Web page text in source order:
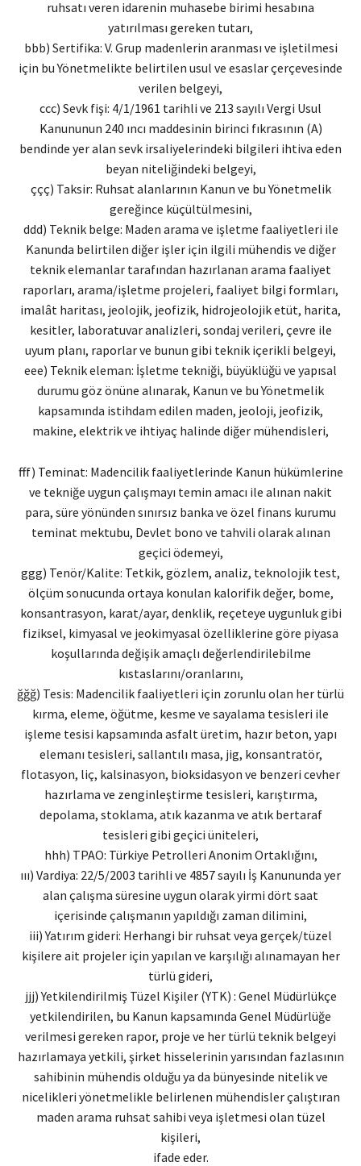
ruhsatı veren idarenin muhasebe birimi hesabına
yatırılması gereken tutarı,
bbb) Sertifika: V. Grup madenlerin aranması ve işletilmesi
için bu Yönetmelikte belirtilen usul ve esaslar çerçevesinde
verilen belgeyi,
ccc) Sevk fişi: 4/1/1961 tarihli ve 213 sayılı Vergi Usul
Kanununun 240 ıncı maddesinin birinci fıkrasının (A)
bendinde yer alan sevk irsaliyelerindeki bilgileri ihtiva eden
beyan niteliğindeki belgeyi,
ççç) Taksir: Ruhsat alanlarının Kanun ve bu Yönetmelik
gereğince küçültülmesini,
ddd) Teknik belge: Maden arama ve işletme faaliyetleri ile
Kanunda belirtilen diğer işler için ilgili mühendis ve diğer
teknik elemanlar tarafından hazırlanan arama faaliyet
raporları, arama/işletme projeleri, faaliyet bilgi formları,
imalât haritası, jeolojik, jeofizik, hidrojeolojik etüt, harita,
kesitler, laboratuvar analizleri, sondaj verileri, çevre ile
uyum planı, raporlar ve bunun gibi teknik içerikli belgeyi,
eee) Teknik eleman: İşletme tekniği, büyüklüğü ve yapısal
durumu göz önüne alınarak, Kanun ve bu Yönetmelik
kapsamında istihdam edilen maden, jeoloji, jeofizik,
makine, elektrik ve ihtiyaç halinde diğer mühendisleri,
fff) Teminat: Madencilik faaliyetlerinde Kanun hükümlerine
ve tekniğe uygun çalışmayı temin amacı ile alınan nakit
para, süre yönünden sınırsız banka ve özel finans kurumu
teminat mektubu, Devlet bono ve tahvili olarak alınan
geçici ödemeyi,
ggg) Tenör/Kalite: Tetkik, gözlem, analiz, teknolojik test,
ölçüm sonucunda ortaya konulan kalorifik değer, bome,
konsantrasyon, karat/ayar, denklik, reçeteye uygunluk gibi
fiziksel, kimyasal ve jeokimyasal özelliklerine göre piyasa
koşullarında değişik amaçlı değerlendirilebilme
kıstaslarını/oranlarını,
ğğğ) Tesis: Madencilik faaliyetleri için zorunlu olan her türlü
kırma, eleme, öğütme, kesme ve sayalama tesisleri ile
işleme tesisi kapsamında asfalt üretim, hazır beton, yapı
elemanı tesisleri, sallantılı masa, jig, konsantratör,
flotasyon, liç, kalsinasyon, bioksidasyon ve benzeri cevher
hazırlama ve zenginleştirme tesisleri, karıştırma,
depolama, stoklama, atık kazanma ve atık bertaraf
tesisleri gibi geçici üniteleri,
hhh) TPAO: Türkiye Petrolleri Anonim Ortaklığını,
ııı) Vardiya: 22/5/2003 tarihli ve 4857 sayılı İş Kanununda yer
alan çalışma süresine uygun olarak yirmi dört saat
içerisinde çalışmanın yapıldığı zaman dilimini,
iii) Yatırım gideri: Herhangi bir ruhsat veya gerçek/tüzel
kişilere ait projeler için yapılan ve karşılığı alınamayan her
türlü gideri,
jjj) Yetkilendirilmiş Tüzel Kişiler (YTK) : Genel Müdürlükçe
yetkilendirilen, bu Kanun kapsamında Genel Müdürlüğe
verilmesi gereken rapor, proje ve her türlü teknik belgeyi
hazırlamaya yetkili, şirket hisselerinin yarısından fazlasının
sahibinin mühendis olduğu ya da bünyesinde nitelik ve
nicelikleri yönetmelikle belirlenen mühendisler çalıştıran
maden arama ruhsat sahibi veya işletmesi olan tüzel
kişileri,
ifade eder.